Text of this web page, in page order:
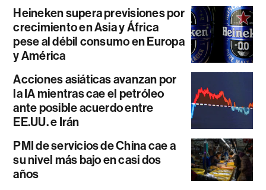
Heineken supera previsiones por
crecimiento en Asia y África
pese al débil consumo en Europa
y América
Acciones asiáticas avanzan por
la IA mientras cae el petróleo
ante posible acuerdo entre
EE.UU. e Irán
PMI de servicios de China cae a
su nivel más bajo en casi dos
años